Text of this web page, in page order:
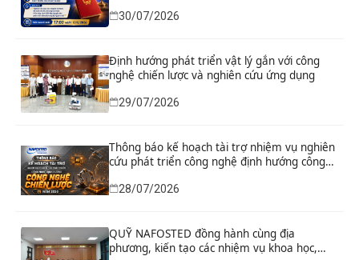
“Nghiên cứu khoa học tổng kết thi hành, đề
xuất sửa đổi, bổ sung toàn diện Hiến pháp
30/07/2026
Định hướng phát triển vật lý gắn với công
nghệ chiến lược và nghiên cứu ứng dụng
29/07/2026
Thông báo kế hoạch tài trợ nhiệm vụ nghiên
cứu phát triển công nghệ định hướng công
nghệ chiến lược năm 2026
28/07/2026
QUỸ NAFOSTED đồng hành cùng địa
phương, kiến tạo các nhiệm vụ khoa học,